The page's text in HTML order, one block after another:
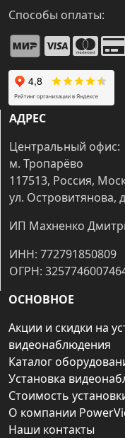
Способы оплаты:
АДРЕС
Центральный офис:
м. Тропарёво
117513, Россия,
ул. Островитянова,
ИП Махненко
ИНН: 772791850809
ОГРН:
ОСНОВНОЕ
Акции и скидки на
видеонаблюдения
Каталог
Установка
Стоимость
О компании
Наши контакты